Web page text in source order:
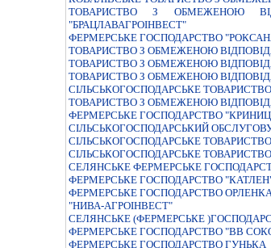
ТОВАРИСТВО З ОБМЕЖЕНОЮ
"БРАЦЛАВАГРОІНВЕСТ"
ФЕРМЕРСЬКЕ ГОСПОДАРСТВО
ТОВАРИСТВО З ОБМЕЖЕНОЮ
ТОВАРИСТВО З ОБМЕЖЕНОЮ
ТОВАРИСТВО З ОБМЕЖЕНОЮ
СІЛЬСЬКОГОСПОДАРСЬКЕ
ТОВАРИСТВО З ОБМЕЖЕНОЮ
ФЕРМЕРСЬКЕ ГОСПОДАРСТВО
СIЛЬСЬКОГОСПОДАРСЬКИЙ
СIЛЬСЬКОГОСПОДАРСЬКЕ
СIЛЬСЬКОГОСПОДАРСЬКЕ
СЕЛЯНСЬКЕ ФЕРМЕРСЬКЕ
ФЕРМЕРСЬКЕ ГОСПОДАРСТВО
ФЕРМЕРСЬКЕ ГОСПОДАРСТВО
"НИВА-АГРОIНВЕСТ"
СЕЛЯНСЬКЕ (ФЕРМЕРСЬКЕ
ФЕРМЕРСЬКЕ ГОСПОДАРСТВО "ВВ
ФЕРМЕРСЬКЕ ГОСПОДАРСТВО ГУНЬКА